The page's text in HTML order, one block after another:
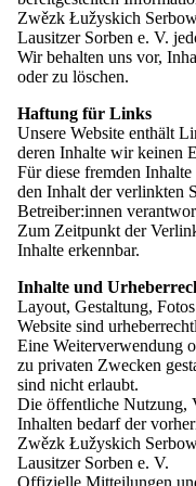
Das Festival findet im
statt – in Budyšin |
| Crostwitz – und wird von
Freuen Sie sich schon
vom 8. bis 11. Juli
Impressionen
Um dieses Element zu
Kategorie zustimmen:
Cookies der Kategorie
Mehr erfahren
Zwězk Łužyskich
Lausitzer Sorben e. V.
Wir behalten uns vor,
oder zu löschen.
Haftung für Links
Unsere Website enthält
deren Inhalte wir keinen
Für diese fremden
den Inhalt der verlinkten
Betreiber:innen
Zum Zeitpunkt der
Inhalte erkennbar.
Inhalte und
Layout, Gestaltung,
Website sind
Eine Weiterverwendung
zu privaten Zwecken
sind nicht erlaubt.
Die öffentliche Nutzung,
Inhalten bedarf der
Zwězk Łužyskich
Lausitzer Sorben e. V.
und Uhrzeit des
Verweildauer, die
Informationen zum
Betriebssystem
Übermittlung
nicht statt. Die
für einen Zeitraum
anschließend
ausschließlich zu
Optimierung
Google Search
Google Ireland
Dublin 4, Irland.
uns dabei, die
Google-Suche
inhaltliche
Über die Google
Informationen
Website in der
wurde, sowie
Klicks, Klickraten